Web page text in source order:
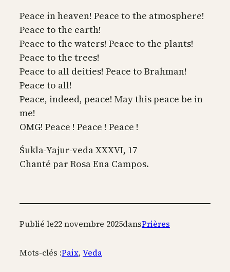
Peace in heaven! Peace to the atmosphere!
Peace to the earth!
Peace to the waters! Peace to the plants!
Peace to the trees!
Peace to all deities! Peace to Brahman!
Peace to all!
Peace, indeed, peace! May this peace be in
me!
OMG! Peace ! Peace ! Peace !
Śukla-Yajur-veda XXXVI, 17
Chanté par Rosa Ena Campos.
Publié le22 novembre 2025dansPrières
Mots-clés :Paix, Veda